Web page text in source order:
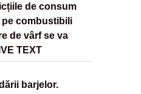
de consum
pe combustibili
de vârf se va
TEXT
barjelor.